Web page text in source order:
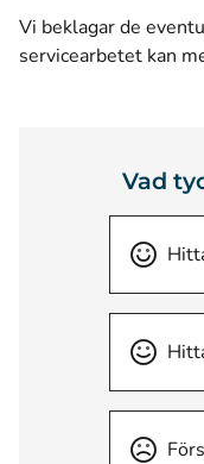
Vi beklagar de
servicearbetet kan
Vad